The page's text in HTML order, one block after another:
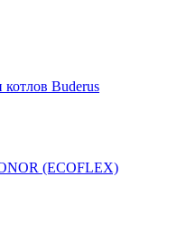
Buderus
(ECOFLEX)